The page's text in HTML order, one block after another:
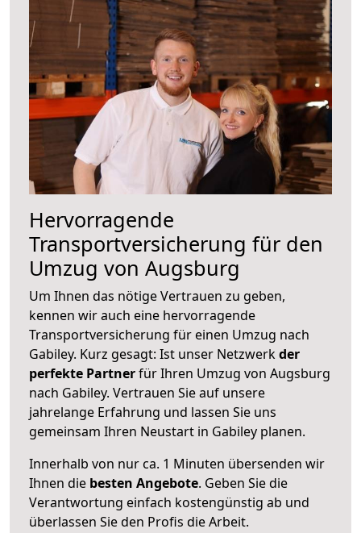
Hervorragende
Transportversicherung für den
Umzug von Augsburg
Um Ihnen das nötige Vertrauen zu geben,
kennen wir auch eine hervorragende
Transportversicherung für einen Umzug nach
Gabiley. Kurz gesagt: Ist unser Netzwerkder
perfekte Partnerfür Ihren Umzug von Augsburg
nach Gabiley. Vertrauen Sie auf unsere
jahrelange Erfahrung und lassen Sie uns
gemeinsam Ihren Neustart in Gabiley planen.
Innerhalb von nur ca. 1 Minuten übersenden wir
Ihnen die besten Angebote. Geben Sie die
Verantwortung einfach kostengünstig ab und
überlassen Sie den Profis die Arbeit.